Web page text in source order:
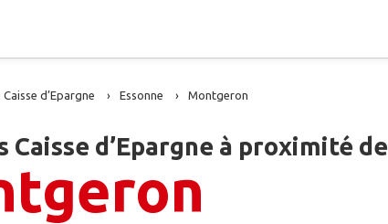
d’Epargne Essonne Montgeron
Caisse d’Epargne à proximité de